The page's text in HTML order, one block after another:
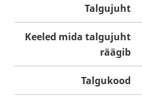
Talgujuht
Keeled mida talgujuht
räägib
Talgukood